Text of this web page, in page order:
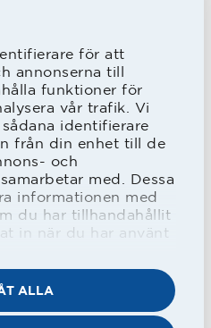
för att
annonserna till
funktioner för
vår trafik. Vi
identifierare
från din enhet till de
och
med. Dessa
informationen med
du har tillhandahållit
in när du har använt
ALLA
Regfeldt
och det blev
Därefter har det
för
i bland
IF, IF Leikin
framför allt har jag
i HBK har jag varit
jag har även varit